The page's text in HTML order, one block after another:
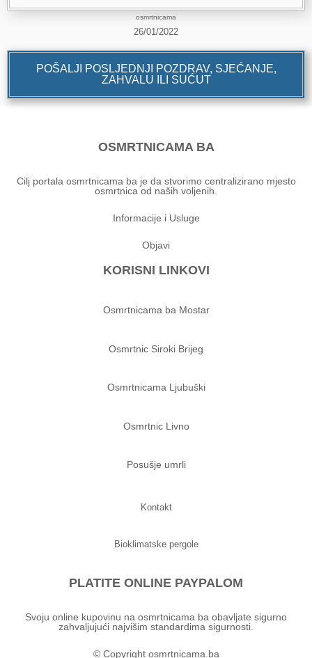
osmrtnicama
26/01/2022
POŠALJI POSLJEDNJI POZDRAV, SJEĆANJE,
ZAHVALU ILI SUĆUT
OSMRTNICAMA BA
Cilj portala osmrtnicama ba je da stvorimo centralizirano mjesto
osmrtnica od naših voljenih.
Informacije i Usluge
Objavi
KORISNI LINKOVI
Osmrtnicama ba Mostar
Osmrtnic Siroki Brijeg
Osmrtnicama Ljubuški
Osmrtnic Livno
Posušje umrli
Kontakt
Bioklimatske pergole
PLATITE ONLINE PAYPALOM
Svoju online kupovinu na osmrtnicama ba obavljate sigurno
zahvaljujući najvišim standardima sigurnosti.
© Copyright osmrtnicama.ba